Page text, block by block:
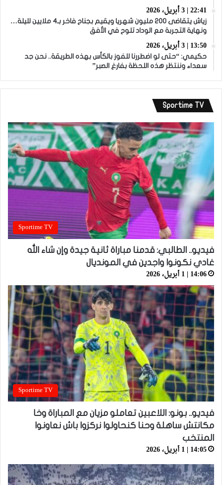
22:41 | 3 أبريل، 2026
زياش يتقاضى 200 مليون شهريا ويقيم بجناح فاخر بـ4 ملايين لليلة…
ونهاية التجربة مع الوداد تلوح في الأفق
13:50 | 3 أبريل، 2026
حكيمي: “حتى لو اضطررنا للفوز بالكأس بهذه الطريقة.. نحن جد
سعداء وننتظر هذه اللحظة بفارغ الصبر”
Sportime TV
Sportime TV
فيديو.. الطالبي: قدمنا مباراة ثانية جيدة وإن شاء الله
غادي نكونوا واجدين في المونديال
14:06 | 1 أبريل، 2026
Sportime TV
فيديو.. بونو: اللاعبين تعاملو مزيان مع المباراة وخا
مكانتش ساهلة وحنا كنحاولوا نركزوا باش نعاونوا
المنتخب
14:05 | 1 أبريل، 2026